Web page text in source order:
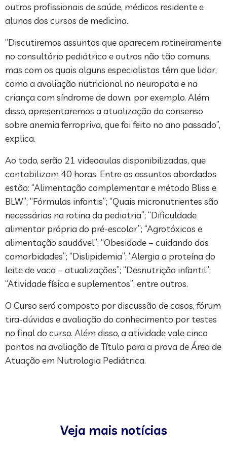
outros profissionais de saúde, médicos residente e
alunos dos cursos de medicina.
“Discutiremos assuntos que aparecem rotineiramente
no consultório pediátrico e outros não tão comuns,
mas com os quais alguns especialistas têm que lidar,
como a avaliação nutricional no neuropata e na
criança com síndrome de down, por exemplo. Além
disso, apresentaremos a atualização do consenso
sobre anemia ferropriva, que foi feito no ano passado”,
explica.
Ao todo, serão 21 videoaulas disponibilizadas, que
contabilizam 40 horas. Entre os assuntos abordados
estão: “Alimentação complementar e método Bliss e
BLW”; “Fórmulas infantis”; “Quais micronutrientes são
necessárias na rotina da pediatria”; “Dificuldade
alimentar própria do pré-escolar”; “Agrotóxicos e
alimentação saudável”; “Obesidade – cuidando das
comorbidades”; “Dislipidemia”; “Alergia a proteína do
leite de vaca – atualizações”; “Desnutrição infantil”;
“Atividade física e suplementos”; entre outros.
O Curso será composto por discussão de casos, fórum
tira-dúvidas e avaliação do conhecimento por testes
no final do curso. Além disso, a atividade vale cinco
pontos na avaliação de Título para a prova de Área de
Atuação em Nutrologia Pediátrica.
Veja mais notícias